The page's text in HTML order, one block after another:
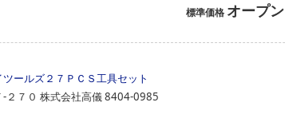
標準価格 オープン
ツールズ２７ＰＣＳ工具セット
２７０ 株式会社高儀8404-0985